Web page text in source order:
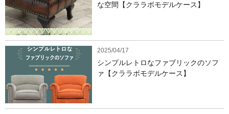
な空間【クララボモデルケース】
2025/04/17
シンプルレトロなファブリックのソフ
ァ【クララボモデルケース】